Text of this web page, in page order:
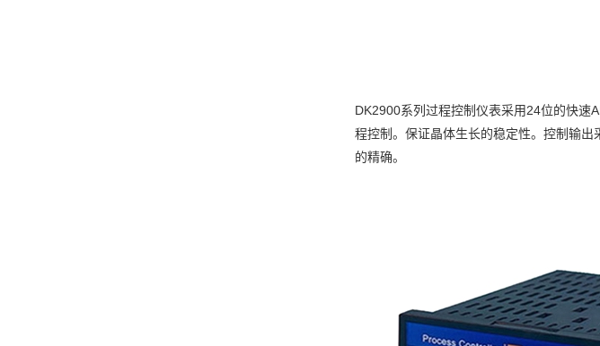
DK2900系列过程控制仪表采用24位的快速
程控制。保证晶体生长的稳定性。控制输
的精确。